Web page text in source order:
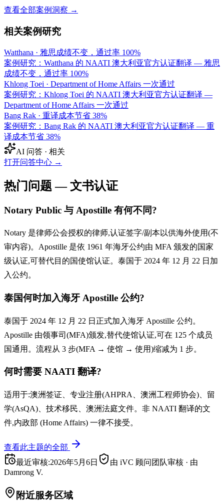
查看全部案例洞察 →
相关案例研究
Watthana · 雅思成绩不变，通过率 100%
案例研究：Watthana 的 NAATI 澳大利亚官方认证翻译 — 雅思
成绩不变，通过率 100%
Khlong Toei · Department of Home Affairs 一次通过
案例研究：Khlong Toei 的 NAATI 澳大利亚官方认证翻译 —
Department of Home Affairs 一次通过
Bang Rak · 重译成本节省 38%
案例研究：Bang Rak 的 NAATI 澳大利亚官方认证翻译 — 重
译成本节省 38%
AI 问答 · 相关
打开问答中心 →
热门问题 — 文书认证
Notary Public 与 Apostille 有何不同?
Notary 是律师公会授权的律师,认证签字/副本以供海外使用(不
审内容)。Apostille 是依 1961 年海牙公约由 MFA 颁发的国家
级认证,可替代目的国使馆认证。泰国于 2024 年 12 月 22 日加
入公约。
泰国何时加入海牙 Apostille 公约?
泰国于 2024 年 12 月 22 日正式加入海牙 Apostille 公约。
Apostille 由领事司(MFA)颁发,替代使馆认证,可在 125 个成员
国通用。流程从 3 步(MFA → 使馆 → 使用)缩减为 1 步。
何时需要 NAATI 翻译?
适用于:澳洲签证、专业注册(AHPRA、澳洲工程师协会)、留
学(AsQA)、技术移民、澳洲法庭文件。非 NAATI 翻译的文
件,内政部 (Home Affairs) 一律不接受。
查看此主题的全部
最近审核:2026年5月6日 由 iVC 顾问团队审核 · 由
Damrong V.
附近服务区域